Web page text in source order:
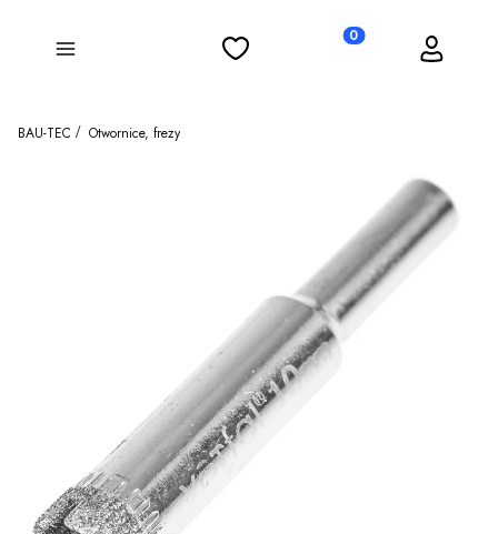
Menu Ulubione Produkty w koszyku:
Koszyk Zaloguj się
BAU-TEC Otwornice, frezy